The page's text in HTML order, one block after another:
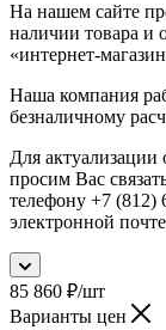
На нашем сайте
наличии товара и
«интернет-
Наша компания
безналичному
Для актуализации
просим Вас
телефону +7 (812)
электронной почте
85 860 ₽/шт
Варианты цен